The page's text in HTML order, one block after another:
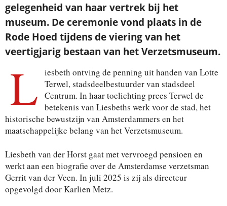
gelegenheid van haar vertrek bij het
museum. De ceremonie vond plaats in de
Rode Hoed tijdens de viering van het
veertigjarig bestaan van het Verzetsmuseum.
L
iesbeth ontving de penning uit handen van Lotte
Terwel, stadsdeelbestuurder van stadsdeel
Centrum. In haar toelichting prees Terwel de
betekenis van Liesbeths werk voor de stad, het
historische bewustzijn van Amsterdammers en het
maatschappelijke belang van het Verzetsmuseum.
Liesbeth van der Horst gaat met vervroegd pensioen en
werkt aan een biografie over de Amsterdamse verzetsman
Gerrit van der Veen. In juli 2025 is zij als directeur
opgevolgd door Karlien Metz.